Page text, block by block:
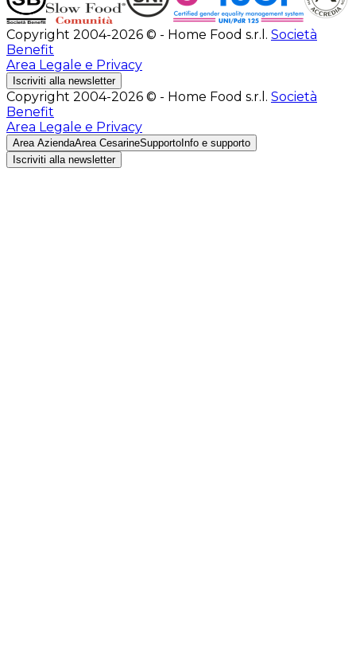
Copyright 2004-2026 © - Home Food s.r.l. Società
Benefit
Area Legale e Privacy
Iscriviti alla newsletter
Copyright 2004-2026 © - Home Food s.r.l. Società
Benefit
Area Legale e Privacy
Area AziendaArea CesarineSupporto Info e supporto
Iscriviti alla newsletter